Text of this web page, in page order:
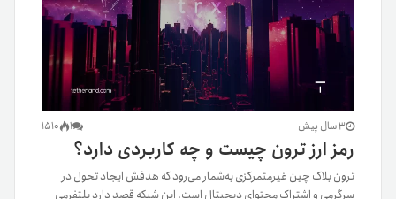
3 سال پیش 1
1510
رمز ارز ترون چیست و چه کاربردی دارد؟
ترون بلاک چین غیرمتمرکزی به‌شمار می‌رود که هدفش ایجاد تحول در
سرگرمی و اشتراک محتوای دیجیتال است. این شبکه قصد دارد پلتفرمی